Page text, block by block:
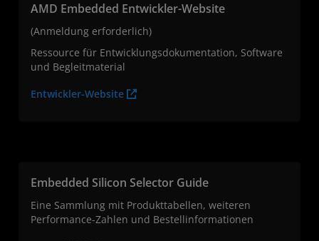
AMD Embedded Entwickler-Website
(Anmeldung erforderlich)
Ressource für Entwicklungsdokumentation, Software
und Begleitmaterial
Entwickler-Website
Embedded Silicon Selector Guide
Eine Sammlung mit Produkttabellen, weiteren
Performance-Zahlen und Bestellinformationen